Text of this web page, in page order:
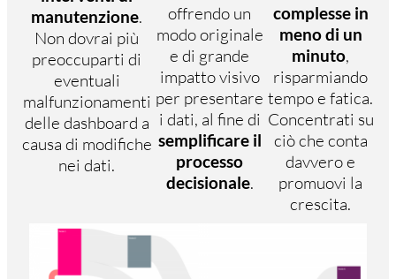
manutenzione.
Non dovrai più
preoccuparti di
eventuali
malfunzionamenti
delle dashboard a
causa di modifiche
nei dati.
offrendo un
modo originale
e di grande
impatto visivo
per presentare
i dati, al fine di
semplificare il
processo
decisionale.
complesse in
meno di un
minuto,
risparmiando
tempo e fatica.
Concentrati su
ciò che conta
davvero e
promuovi la
crescita.